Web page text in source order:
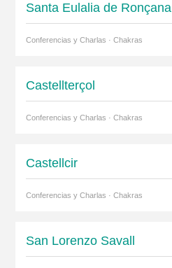
Santa Eulalia de Ronçana
Conferencias y Charlas · Chakras
Castellterçol
Conferencias y Charlas · Chakras
Castellcir
Conferencias y Charlas · Chakras
San Lorenzo Savall